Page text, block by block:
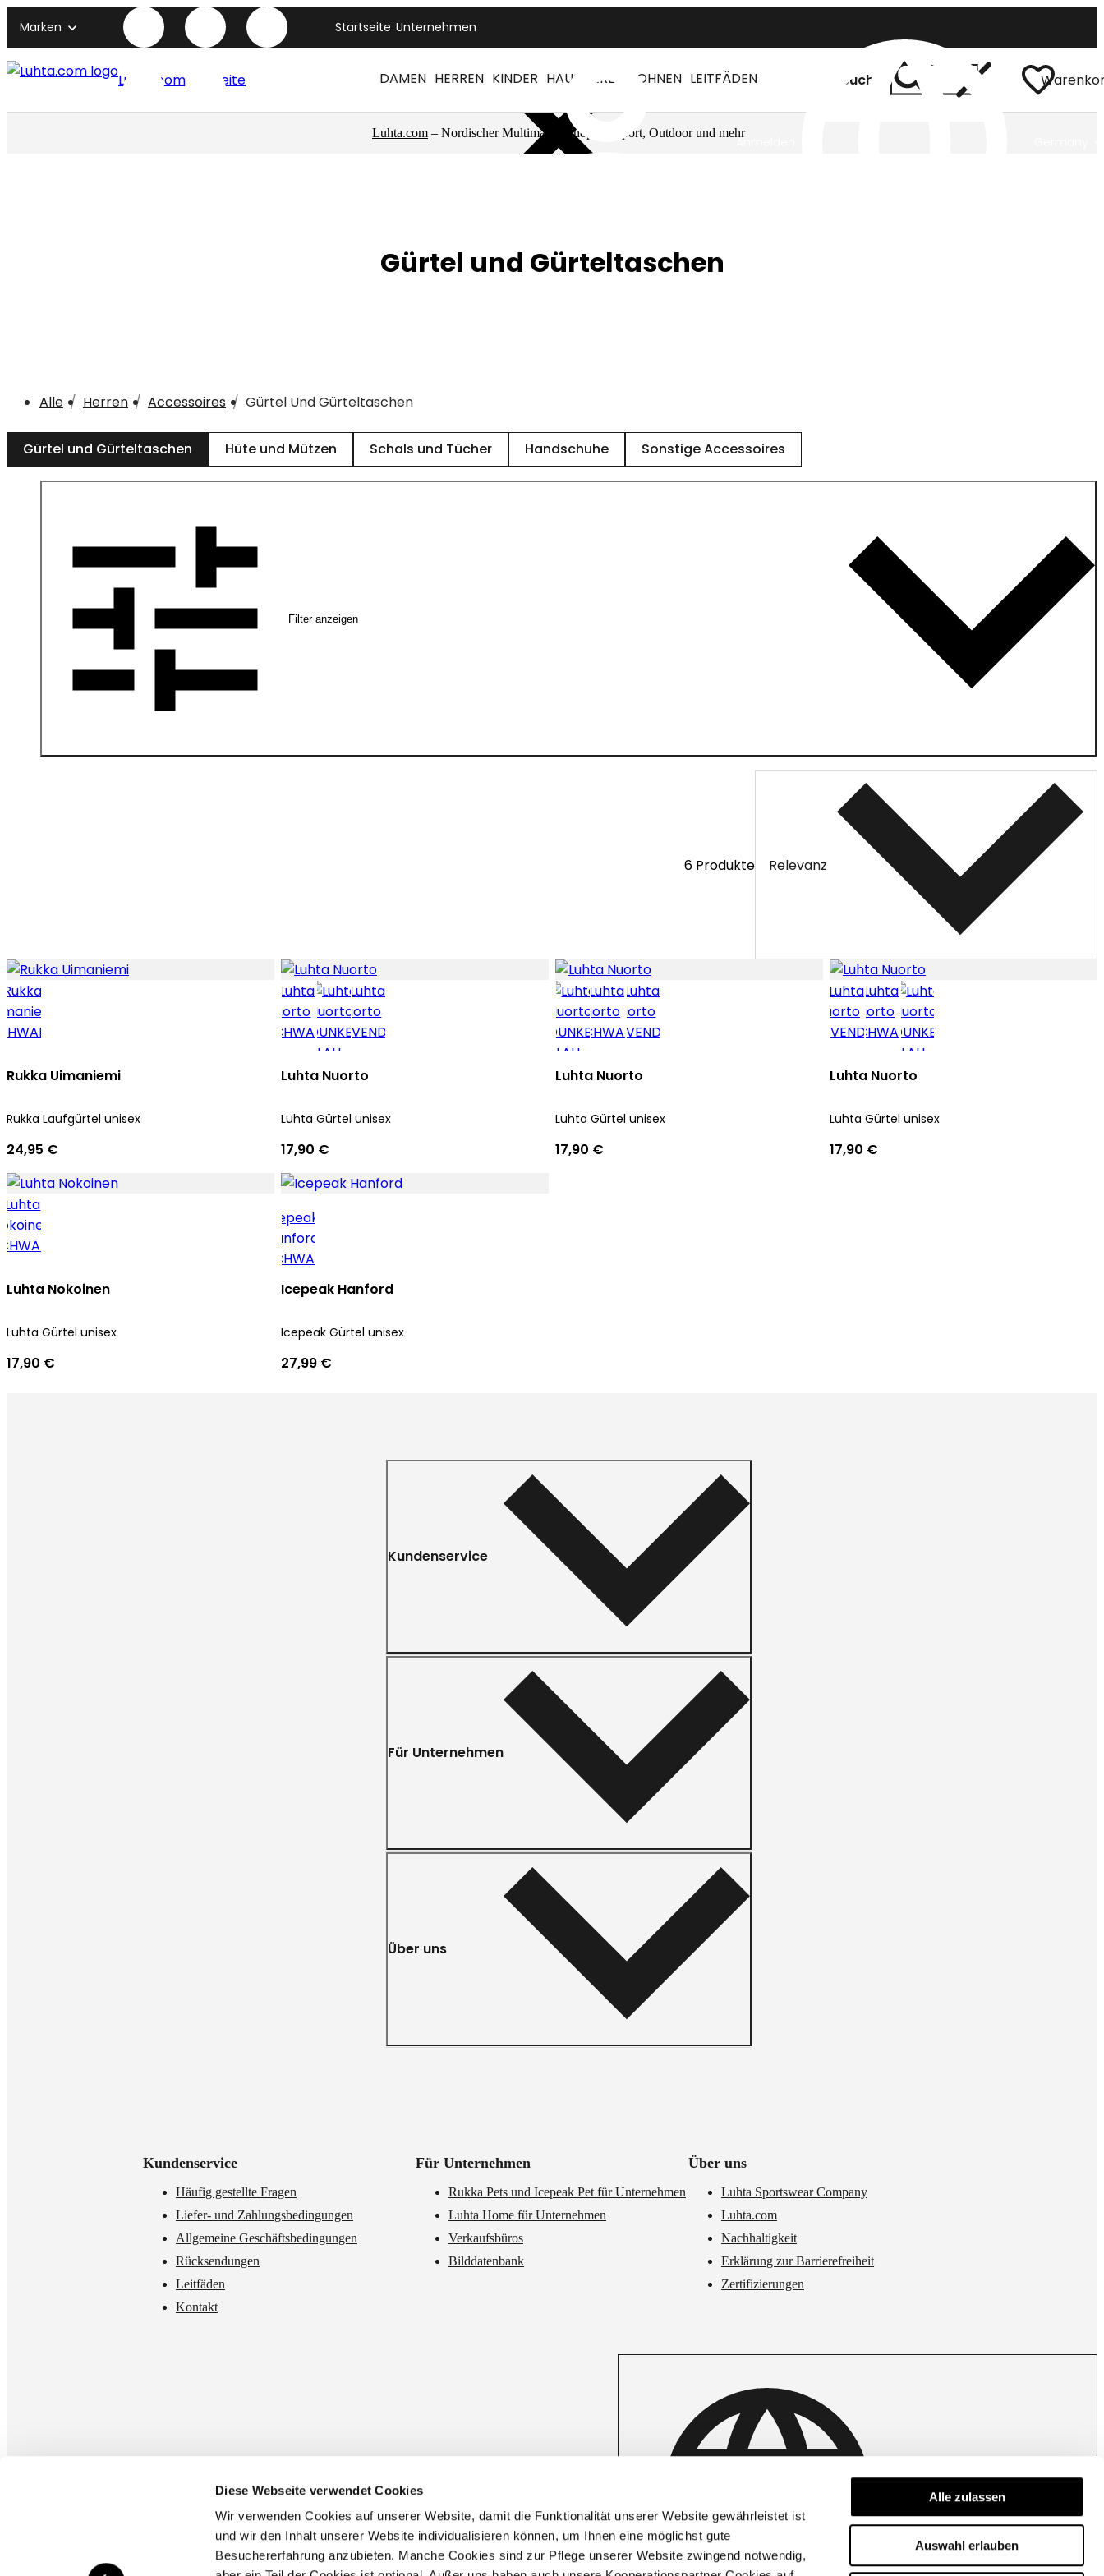
Diese Webseite verwendet Cookies
Wir verwenden Cookies auf unserer Website, damit die Funktionalität unserer Website gewährleistet ist
und wir den Inhalt unserer Website individualisieren können, um Ihnen eine möglichst gute
Besuchererfahrung anzubieten. Manche Cookies sind zur Pflege unserer Website zwingend notwendig,
Alle zulassen
Auswahl erlauben
Marken Startseite Unternehmen
Anmelden
Luhta.com titelseite DAMEN HERREN KINDER HAUSTIERE WOHNEN LEITFÄDEN Suchen
Luhta.com – Nordischer Multimarkenshop für Sport, Outdoor und mehr
Gürtel und Gürteltaschen
Alle Herren Accessoires Gürtel Und Gürteltaschen
Gürtel und Gürteltaschen Hüte und Mützen Schals und Tücher Handschuhe Sonstige Accessoires
Filter anzeigen
6 Produkte Relevanz
Rukka Uimaniemi
Rukka Laufgürtel unisex
24,95 €
Luhta Nuorto
Luhta Gürtel unisex
17,90 €
Luhta Nuorto
Luhta Gürtel unisex
17,90 €
Luhta Nuorto
Luhta Gürtel unisex
17,90 €
Luhta Nokoinen
Luhta Gürtel unisex
17,90 €
Icepeak Hanford
Icepeak Gürtel unisex
27,99 €
Kundenservice
Für Unternehmen
Über uns
Kundenservice
Häufig gestellte Fragen
Liefer- und Zahlungsbedingungen
Allgemeine Geschäftsbedingungen
Rücksendungen
Leitfäden
Kontakt
Für Unternehmen
Rukka Pets und Icepeak Pet für Unternehmen
Luhta Home für Unternehmen
Verkaufsbüros
Bilddatenbank
Über uns
Luhta Sportswear Company
Luhta.com
Nachhaltigkeit
Erklärung zur Barrierefreiheit
Zertifizierungen
Germany | Change country